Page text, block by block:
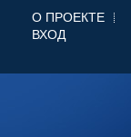
О ПРОЕКТЕ
ВХОД